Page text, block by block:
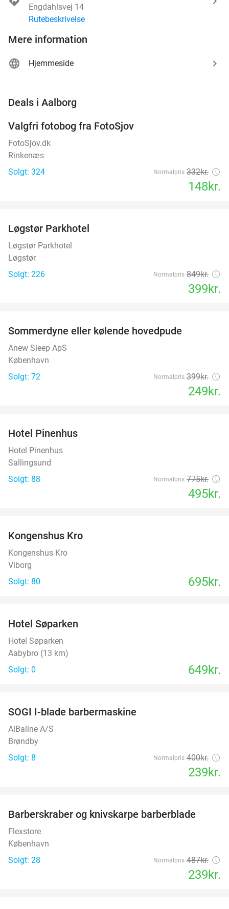
Engdahlsvej 14
Rutebeskrivelse
Mere information
Hjemmeside
Deals i Aalborg
Valgfri fotobog fra FotoSjov
FotoSjov.dk
Rinkenæs
Solgt: 324
Normalpris 332kr.
148kr.
Løgstør Parkhotel
Løgstør Parkhotel
Løgstør
Solgt: 226
Normalpris 849kr.
399kr.
Sommerdyne eller kølende hovedpude
Anew Sleep ApS
København
Solgt: 72
Normalpris 399kr.
249kr.
Hotel Pinenhus
Hotel Pinenhus
Sallingsund
Solgt: 88
Normalpris 775kr.
495kr.
Kongenshus Kro
Kongenshus Kro
Viborg
Solgt: 80
695kr.
Hotel Søparken
Hotel Søparken
Aabybro (13 km)
Solgt: 0
649kr.
SOGI I-blade barbermaskine
AlBaline A/S
Brøndby
Solgt: 8
Normalpris 400kr.
239kr.
Barberskraber og knivskarpe barberblade
Flexstore
København
Solgt: 28
Normalpris 487kr.
239kr.